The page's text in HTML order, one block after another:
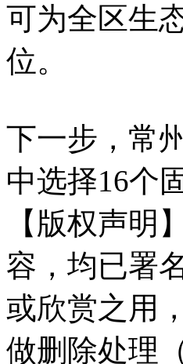
可为全区生
位。
下一步，常
中选择16个
【版权声明
容，均已署
或欣赏之用
做删除处理